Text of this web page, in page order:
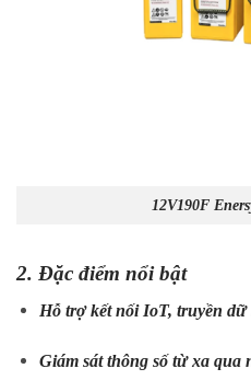
12V190F
2. Đặc điểm nổi bật
Hỗ trợ kết nối IoT, truyền dữ
Giám sát thông số từ xa qua